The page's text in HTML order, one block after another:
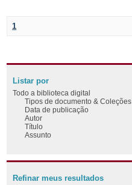
1
Listar por
Todo a biblioteca digital
Tipos de documento & Coleções
Data de publicação
Autor
Título
Assunto
Refinar meus resultados